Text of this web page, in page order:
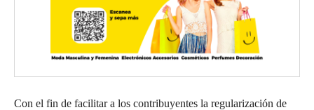
Con el fin de facilitar a los contribuyentes la regularización de